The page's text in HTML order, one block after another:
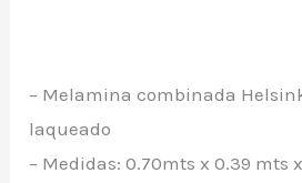
– Melamina combinada
laqueado
– Medidas: 0.70mts x 0.39 mts